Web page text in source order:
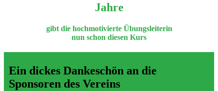
Jahre
gibt die hochmotivierte Übungsleiterin
nun schon diesen Kurs
Ein dickes Dankeschön an die
Sponsoren des Vereins